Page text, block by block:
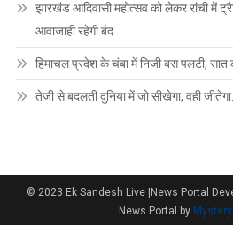
झारखंड आदिवासी महोत्सव को लेकर रांची में
आवाजाही रहेगी बंद
हिमाचल प्रदेश के चंबा में निजी बस पलटी,
तेजी से बदलती दुनिया में जो सीखेगा, वही जीतेगा:
© 2023 Ek Sandesh Live |News Portal
News Portal by